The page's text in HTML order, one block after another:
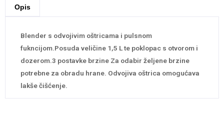
Opis
Blender s odvojivim oštricama i pulsnom
fukncijom.Posuda veličine 1,5 L te poklopac s otvorom i
dozerom.3 postavke brzine Za odabir željene brzine
potrebne za obradu hrane. Odvojiva oštrica omogućava
lakše čišćenje.